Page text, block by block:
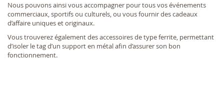
Nous pouvons ainsi vous accompagner pour tous vos événements
commerciaux, sportifs ou culturels, ou vous fournir des cadeaux
d’affaire uniques et originaux.
Vous trouverez également des accessoires de type ferrite, permettant
d’isoler le tag d’un support en métal afin d’assurer son bon
fonctionnement.